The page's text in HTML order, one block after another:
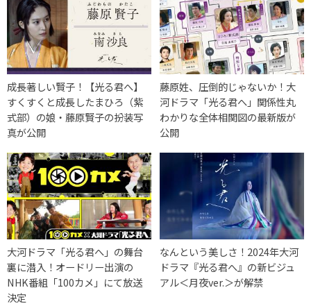
成長著しい賢子！【光る君へ】
すくすくと成長したまひろ（紫
式部）の娘・藤原賢子の扮装写
真が公開
藤原姓、圧倒的じゃないか！大
河ドラマ「光る君へ」関係性丸
わかりな全体相関図の最新版が
公開
大河ドラマ「光る君へ」の舞台
裏に潜入！オードリー出演の
NHK番組「100カメ」にて放送
決定
なんという美しさ！2024年大河
ドラマ『光る君へ』の新ビジュ
アル＜月夜ver.＞が解禁